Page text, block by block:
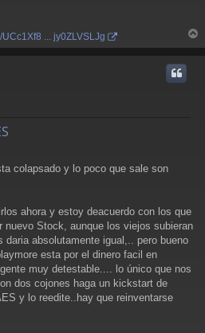
... jy0ZLVSLJg
r
colapsado y lo poco que sale son
ahora y estoy deacuerdo con los que
nuevo Stock, aunque los viejos subieran
daria absolutamente igual,.. pero bueno
esta por el dinero facil en
muy detestable.... lo único que nos
dos cojones haga un kickstart de
y lo reedite..hay que reinventarse